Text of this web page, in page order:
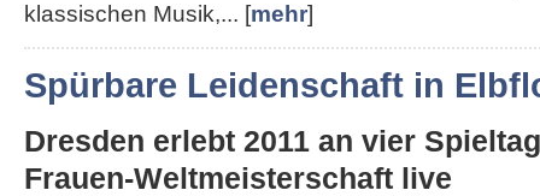
klassischen Musik,... [mehr]
Spürbare Leidenschaft in
Dresden erlebt 2011 an vier
Frauen-Weltmeisterschaft live